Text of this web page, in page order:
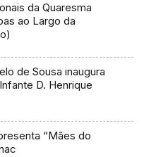
da Quaresma
ao Largo da
de Sousa inaugura
D. Henrique
“Mães do